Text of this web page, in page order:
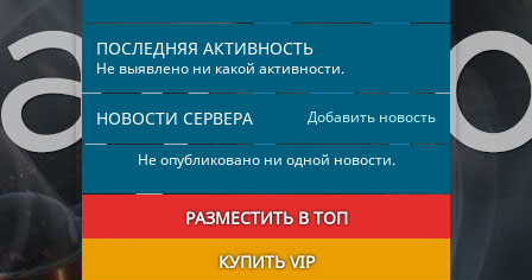
ПОСЛЕДНЯЯ АКТИВНОСТЬ
Не выявлено ни какой активности.
Добавить новость
НОВОСТИ СЕРВЕРА
Не опубликовано ни одной новости.
РАЗМЕСТИТЬ В ТОП
КУПИТЬ VIP